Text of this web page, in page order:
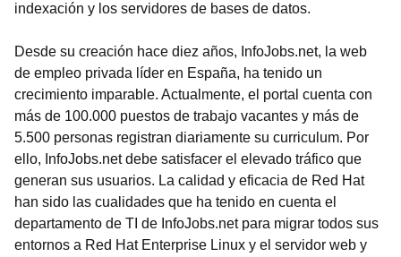
indexación y los servidores de bases de datos.
Desde su creación hace diez años, InfoJobs.net, la web
de empleo privada líder en España, ha tenido un
crecimiento imparable. Actualmente, el portal cuenta con
más de 100.000 puestos de trabajo vacantes y más de
5.500 personas registran diariamente su curriculum. Por
ello, InfoJobs.net debe satisfacer el elevado tráfico que
generan sus usuarios. La calidad y eficacia de Red Hat
han sido las cualidades que ha tenido en cuenta el
departamento de TI de InfoJobs.net para migrar todos sus
entornos a Red Hat Enterprise Linux y el servidor web y